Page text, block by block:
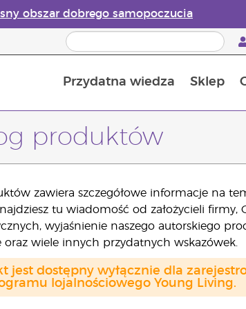
obszar dobrego samopoczucia
Przydatna wiedza Sklep
produktów
zawiera szczegółowe informacje na
tu wiadomość od założycieli firmy,
wyjaśnienie naszego autorskiego
oraz wiele innych przydatnych wskazówek.
jest dostępny wyłącznie dla
lojalnościowego Young Living.